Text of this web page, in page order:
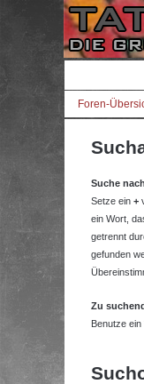
Foren-
Suche
Setze ein +
ein Wort,
getrennt
gefunden
Zu
Benutze